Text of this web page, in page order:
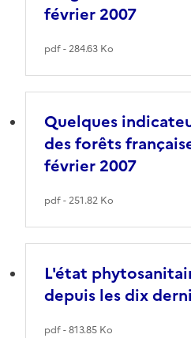
février 2007
pdf - 284.63 Ko
Quelques
des forêts
février 2007
pdf - 251.82 Ko
L'état
depuis les dix
pdf - 813.85 Ko